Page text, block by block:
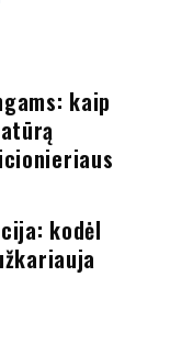
kaip
kodėl